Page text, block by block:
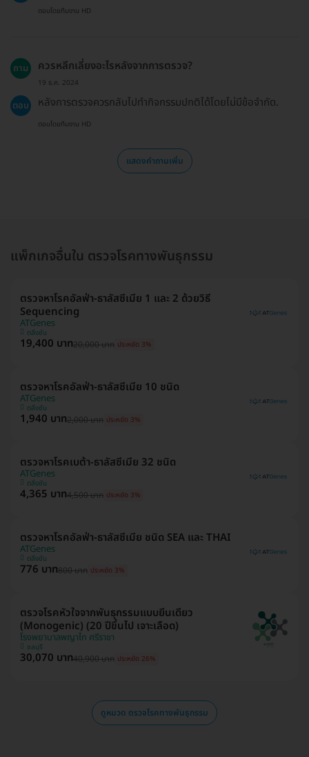
ตอบโดยทีมงาน HD
ถาม ควรหลีกเลี่ยงอะไรหลังจากการตรวจ?
19 ธ.ค. 2024
ตอบ หลังการตรวจควรกลับไปทำกิจกรรมปกติได้โดยไม่มีข้อจำกัด.
ตอบโดยทีมงาน HD
แสดงคำถามเพิ่ม
แพ็กเกจอื่นใน ตรวจโรคทางพันธุกรรม
ตรวจหาโรคอัลฟ่า-ธาลัสซีเมีย 1 และ 2 ด้วยวิธี
Sequencing
ATGenes
ตลิ่งชัน
19,400 บาท20,000 บาท ประหยัด 3%
ตรวจหาโรคอัลฟ่า-ธาลัสซีเมีย 10 ชนิด
ATGenes
ตลิ่งชัน
1,940 บาท2,000 บาท ประหยัด 3%
ตรวจหาโรคเบต้า-ธาลัสซีเมีย 32 ชนิด
ATGenes
ตลิ่งชัน
4,365 บาท4,500 บาท ประหยัด 3%
ตรวจหาโรคอัลฟ่า-ธาลัสซีเมีย ชนิด SEA และ THAI
ATGenes
ตลิ่งชัน
776 บาท800 บาท ประหยัด 3%
ตรวจโรคหัวใจจากพันธุกรรมแบบยีนเดียว
(Monogenic) (20 ปีขึ้นไป เจาะเลือด)
โรงพยาบาลพญาไท ศรีราชา
ชลบุรี
30,070 บาท40,900 บาท ประหยัด 26%
ดูหมวด ตรวจโรคทางพันธุกรรม